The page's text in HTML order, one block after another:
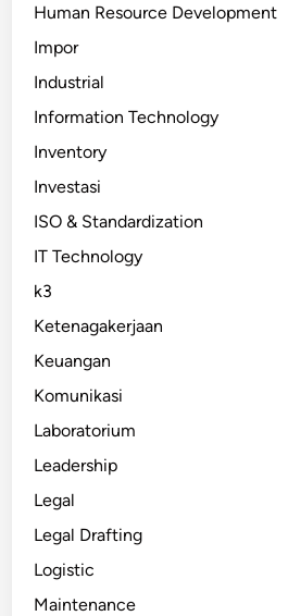
Human Resource Development
Impor
Industrial
Information Technology
Inventory
Investasi
ISO & Standardization
IT Technology
k3
Ketenagakerjaan
Keuangan
Komunikasi
Laboratorium
Leadership
Legal
Legal Drafting
Logistic
Maintenance